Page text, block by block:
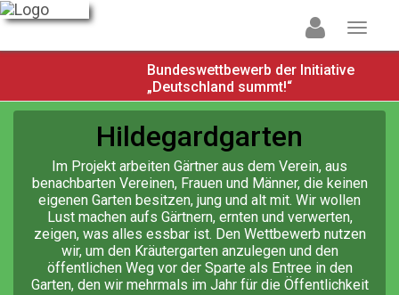
Bundeswettbewerb der Initiative
„Deutschland summt!“
Hildegardgarten
Im Projekt arbeiten Gärtner aus dem Verein, aus
benachbarten Vereinen, Frauen und Männer, die keinen
eigenen Garten besitzen, jung und alt mit. Wir wollen
Lust machen aufs Gärtnern, ernten und verwerten,
zeigen, was alles essbar ist. Den Wettbewerb nutzen
wir, um den Kräutergarten anzulegen und den
öffentlichen Weg vor der Sparte als Entree in den
Garten, den wir mehrmals im Jahr für die Öffentlichkeit